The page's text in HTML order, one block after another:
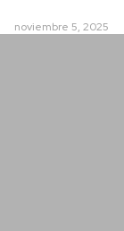
noviembre 5, 2025